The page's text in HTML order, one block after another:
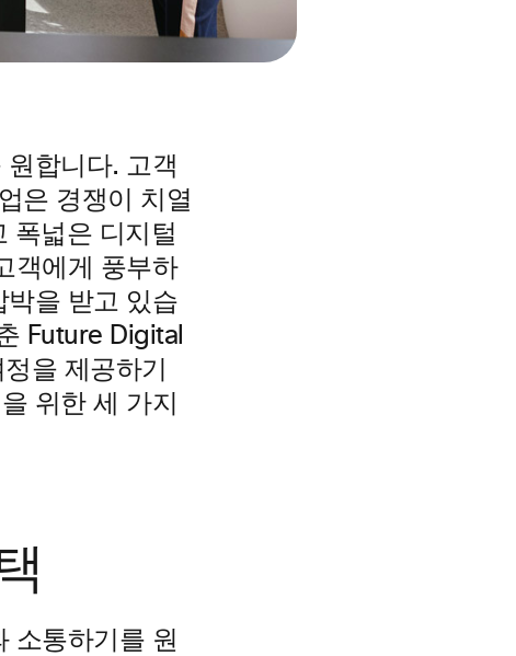
합니다. 고객
은 경쟁이 치열
폭넓은 디지털
객에게 풍부하
박을 받고 있습
Future Digital
을 제공하기
위한 세 가지
소통하기를 원